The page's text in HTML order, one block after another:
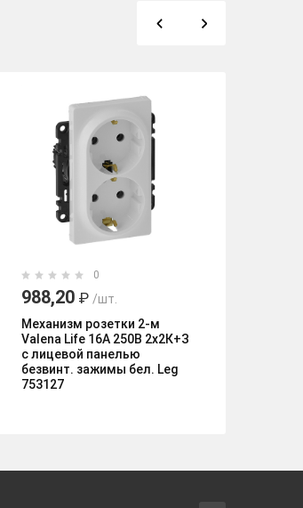
0
988,20 ₽ /шт.
Механизм розетки 2-м
Valena Life 16А 250В 2х2К+З
с лицевой панелью
безвинт. зажимы бел. Leg
753127